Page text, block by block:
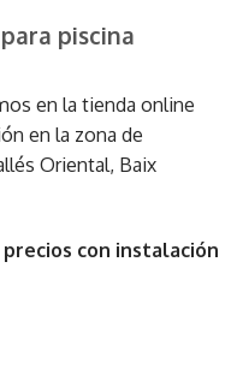
piscina
en la tienda online
en la zona de
Oriental, Baix
con instalación